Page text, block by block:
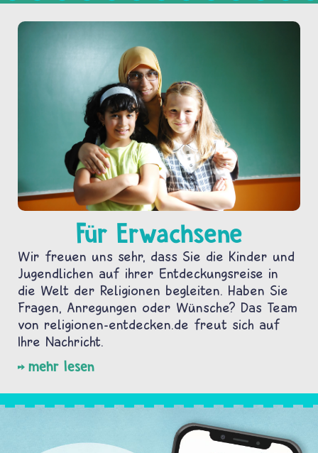
Für Erwachsene
Wir freuen uns sehr, dass Sie die Kinder und
Jugendlichen auf ihrer Entdeckungsreise in
die Welt der Religionen begleiten. Haben Sie
Fragen, Anregungen oder Wünsche? Das Team
von religionen-entdecken.de freut sich auf
Ihre Nachricht.
mehr lesen